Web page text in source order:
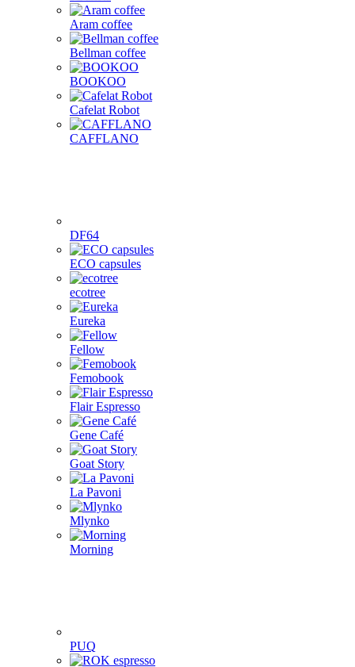
Aram coffee
Bellman coffee
BOOKOO
Cafelat Robot
CAFFLANO
DF64
ECO capsules
ecotree
Eureka
Fellow
Femobook
Flair Espresso
Gene Café
Goat Story
La Pavoni
Mlynko
Morning
PUQ